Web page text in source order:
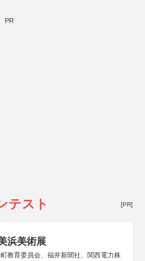
PR
テスト [PR]
浜美術展
教育委員会、福井新聞社、関西電力株